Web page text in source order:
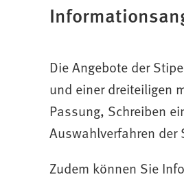
Die Angebote der
und einer dreiteiligen
Passung, Schreiben
Auswahlverfahren der
Zudem können Sie